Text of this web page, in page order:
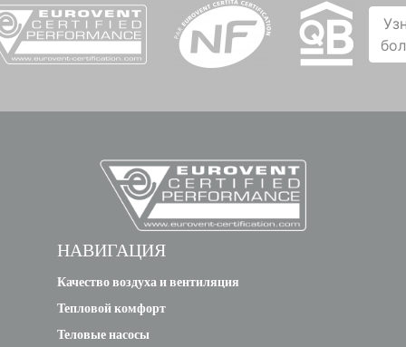
НАВИГАЦИЯ
Качество воздуха и вентиляция
Тепловой комфорт
Теловые насосы